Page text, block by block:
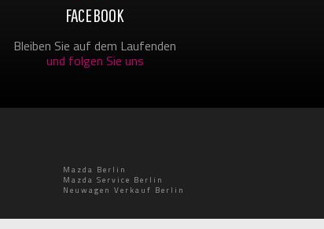
FACEBOOK
Bleiben Sie auf dem Laufenden
und folgen Sie uns
Mazda Berlin
Mazda Service Berlin
Neuwagen Verkauf Berlin